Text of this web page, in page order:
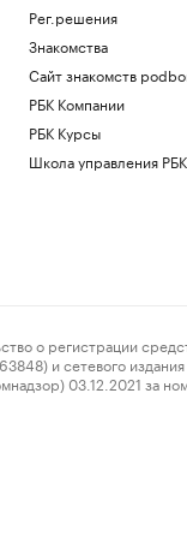
Рег.решения
Знакомства
Сайт знакомств
РБК Компании
РБК Курсы
Школа управления РБК
о регистрации
и сетевого издания
03.12.2021